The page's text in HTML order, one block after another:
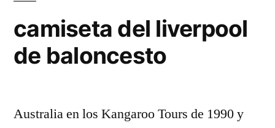
camiseta del liverpool
de baloncesto
Australia en los Kangaroo Tours de 1990 y